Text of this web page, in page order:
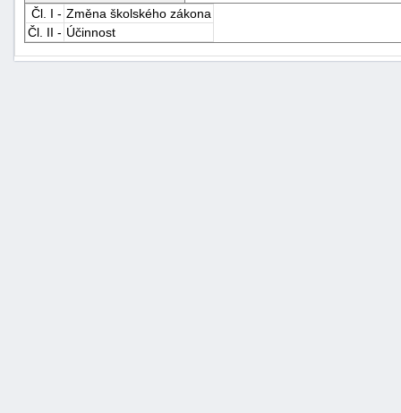
Čl. I - Změna školského zákona
Čl. II - Účinnost